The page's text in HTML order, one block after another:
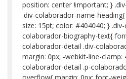
position: center !important; }
.div-colaborador-name-
size: 15pt; color: #404040; }
colaborador-biography-text{
colaborador-detail .div-
margin: 0px; -webkit-line-clamp:
colaborador-detail .p-
overflow{ margin: 0px; font-